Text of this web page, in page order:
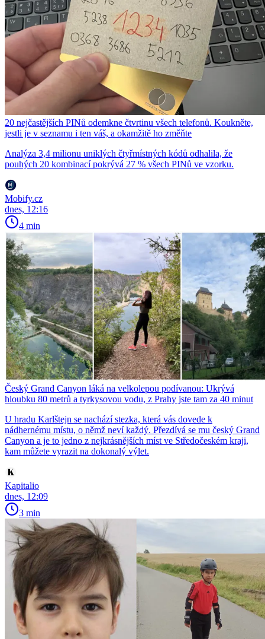
20 nejčastějších PINů odemkne čtvrtinu všech telefonů. Koukněte,
jestli je v seznamu i ten váš, a okamžitě ho změňte
Analýza 3,4 milionu uniklých čtyřmístných kódů odhalila, že
pouhých 20 kombinací pokrývá 27 % všech PINů ve vzorku.
Mobify.cz
dnes, 12:16
4 min
Český Grand Canyon láká na velkolepou podívanou: Ukrývá
hloubku 80 metrů a tyrkysovou vodu, z Prahy jste tam za 40 minut
U hradu Karlštejn se nachází stezka, která vás dovede k
nádhernému místu, o němž neví každý. Přezdívá se mu český Grand
Canyon a je to jedno z nejkrásnějších míst ve Středočeském kraji,
kam můžete vyrazit na dokonalý výlet.
Kapitalio
dnes, 12:09
3 min